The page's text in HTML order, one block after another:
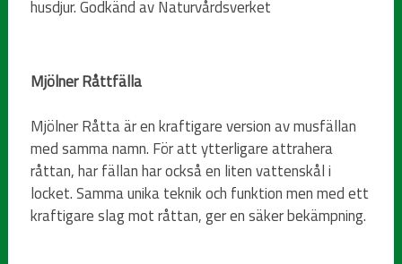
husdjur. Godkänd av Naturvårdsverket
Mjölner Råttfälla
Mjölner Råtta är en kraftigare version av musfällan
med samma namn. För att ytterligare attrahera
råttan, har fällan har också en liten vattenskål i
locket. Samma unika teknik och funktion men med ett
kraftigare slag mot råttan, ger en säker bekämpning.